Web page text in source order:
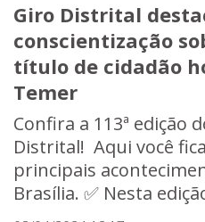
Giro Distrital
conscientização
título de cidadão
Temer
Confira a 113ª edição
Distrital! Aqui você
principais
Brasília. ✅ Nesta